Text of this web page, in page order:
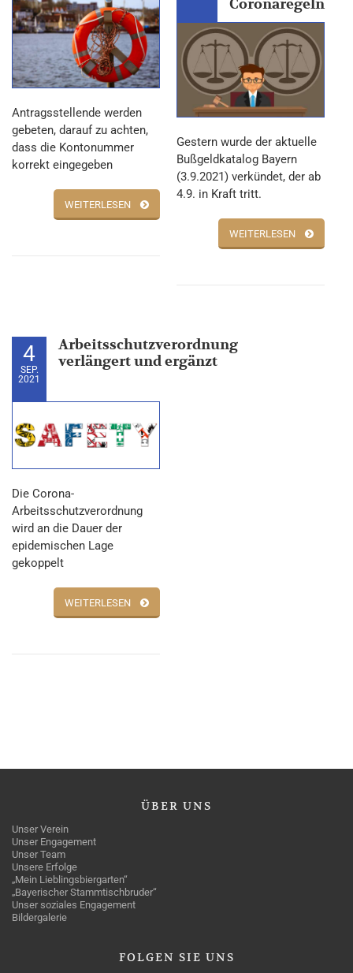
Antragsstellende werden
gebeten, darauf zu achten,
dass die Kontonummer
korrekt eingegeben
WEITERLESEN
Coronaregeln
Gestern wurde der aktuelle
Bußgeldkatalog Bayern
(3.9.2021) verkündet, der ab
4.9. in Kraft tritt.
WEITERLESEN
4
SEP.
2021
Arbeitsschutzverordnung
verlängert und ergänzt
Die Corona-
Arbeitsschutzverordnung
wird an die Dauer der
epidemischen Lage
gekoppelt
WEITERLESEN
ÜBER UNS
Unser Verein
Unser Engagement
Unser Team
Unsere Erfolge
„Mein Lieblingsbiergarten“
„Bayerischer Stammtischbruder“
Unser soziales Engagement
Bildergalerie
FOLGEN SIE UNS